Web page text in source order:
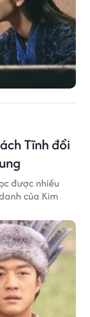
Tĩnh đổi
được nhiều
của Kim